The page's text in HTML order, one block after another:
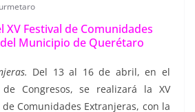
XV Festival de Comunidades
Municipio de Querétaro
Del 13 al 16 de abril, en el
Congresos, se realizará la XV
Comunidades Extranjeras, con la